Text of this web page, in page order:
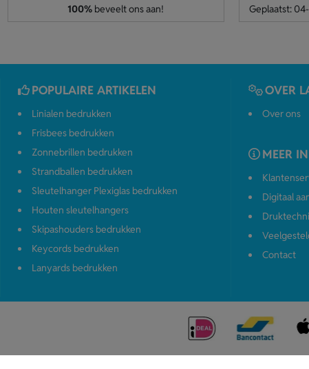
100% beveelt ons aan! Geplaatst:
POPULAIRE ARTIKELEN
Linialen bedrukken
Frisbees bedrukken
Zonnebrillen bedrukken
Strandballen bedrukken
Sleutelhanger Plexiglas bedrukken
Houten sleutelhangers
Skipashouders bedrukken
Keycords bedrukken
Lanyards bedrukken
OVER
Over ons
MEER
Digitaal
Contact